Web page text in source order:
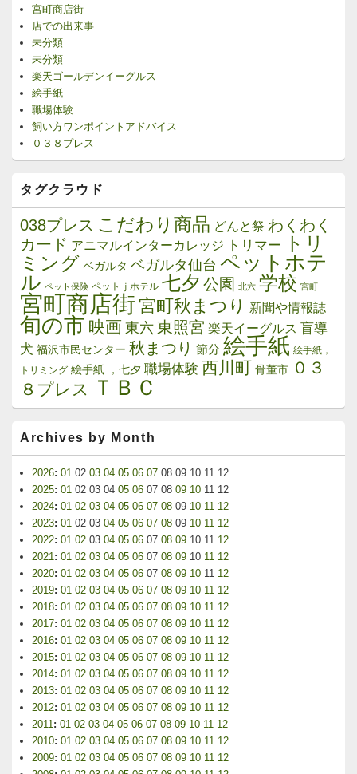
宮町商店街
店での出来事
未分類
未分類
楽天ゴールデンイーグルス
絵手紙
職場体験
飼い方ワンポイントアドバイス
０３８プレス
タグクラウド
038プレス こだわり商品 どんと祭 わくわく
カード アニマルインターカレッジ トリマー
トリ
ミング ベガルタ ベガルタ仙台 ペットホテ
ル ペット保険 ペットｊホテル 七夕 公園 北六 学校 宮町
宮町商店街 宮町秋まつり 新聞や情報誌
旬の市 映画 東六 東照宮 楽天イーグルス 盲導
犬 福沢市民センター 秋まつり 節分 絵手紙 絵手紙，
トリミング 絵手紙 ，七夕 職場体験 西川町 骨董市 ０３
８プレス
ＴＢＣ
Archives by Month
2026: 01 02 03 04 05 06 07 08 09 10 11 12
2025: 01 02 03 04 05 06 07 08 09 10 11 12
2024: 01 02 03 04 05 06 07 08 09 10 11 12
2023: 01 02 03 04 05 06 07 08 09 10 11 12
2022: 01 02 03 04 05 06 07 08 09 10 11 12
2021: 01 02 03 04 05 06 07 08 09 10 11 12
2020: 01 02 03 04 05 06 07 08 09 10 11 12
2019: 01 02 03 04 05 06 07 08 09 10 11 12
2018: 01 02 03 04 05 06 07 08 09 10 11 12
2017: 01 02 03 04 05 06 07 08 09 10 11 12
2016: 01 02 03 04 05 06 07 08 09 10 11 12
2015: 01 02 03 04 05 06 07 08 09 10 11 12
2014: 01 02 03 04 05 06 07 08 09 10 11 12
2013: 01 02 03 04 05 06 07 08 09 10 11 12
2012: 01 02 03 04 05 06 07 08 09 10 11 12
2011: 01 02 03 04 05 06 07 08 09 10 11 12
2010: 01 02 03 04 05 06 07 08 09 10 11 12
2009: 01 02 03 04 05 06 07 08 09 10 11 12